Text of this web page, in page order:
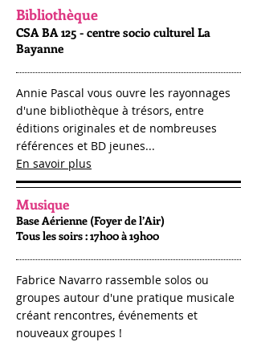
Bibliothèque
CSA BA 125 - centre socio culturel La
Bayanne
Annie Pascal vous ouvre les rayonnages
d'une bibliothèque à trésors, entre
éditions originales et de nombreuses
références et BD jeunes...
En savoir plus
Musique
Base Aérienne (Foyer de l’Air)
Tousles soirs : 17h00 à 19h00
Fabrice Navarro rassemble solos ou
groupes autour d'une pratique musicale
créant rencontres, événements et
nouveaux groupes !